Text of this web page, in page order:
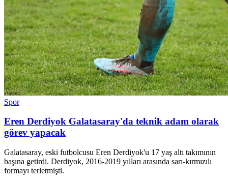
Spor
Eren Derdiyok Galatasaray'da teknik adam olarak
görev yapacak
Galatasaray, eski futbolcusu Eren Derdiyok'u 17 yaş altı takımının
başına getirdi. Derdiyok, 2016-2019 yılları arasında sarı-kırmızılı
formayı terletmişti.